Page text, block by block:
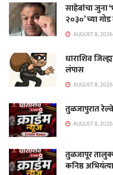
साहेबांचा जुना
२०३०’ च्या
AUGUST 8, 2026
धाराशिव
लंपास
AUGUST 8, 2026
तुळजापुरात
AUGUST 8, 2026
तुळजापूर
कनिष्ठ